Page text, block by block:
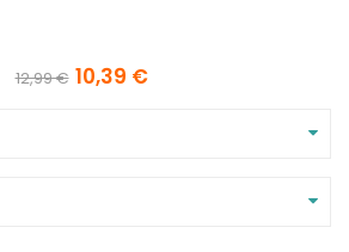
12,99 € 10,39 €